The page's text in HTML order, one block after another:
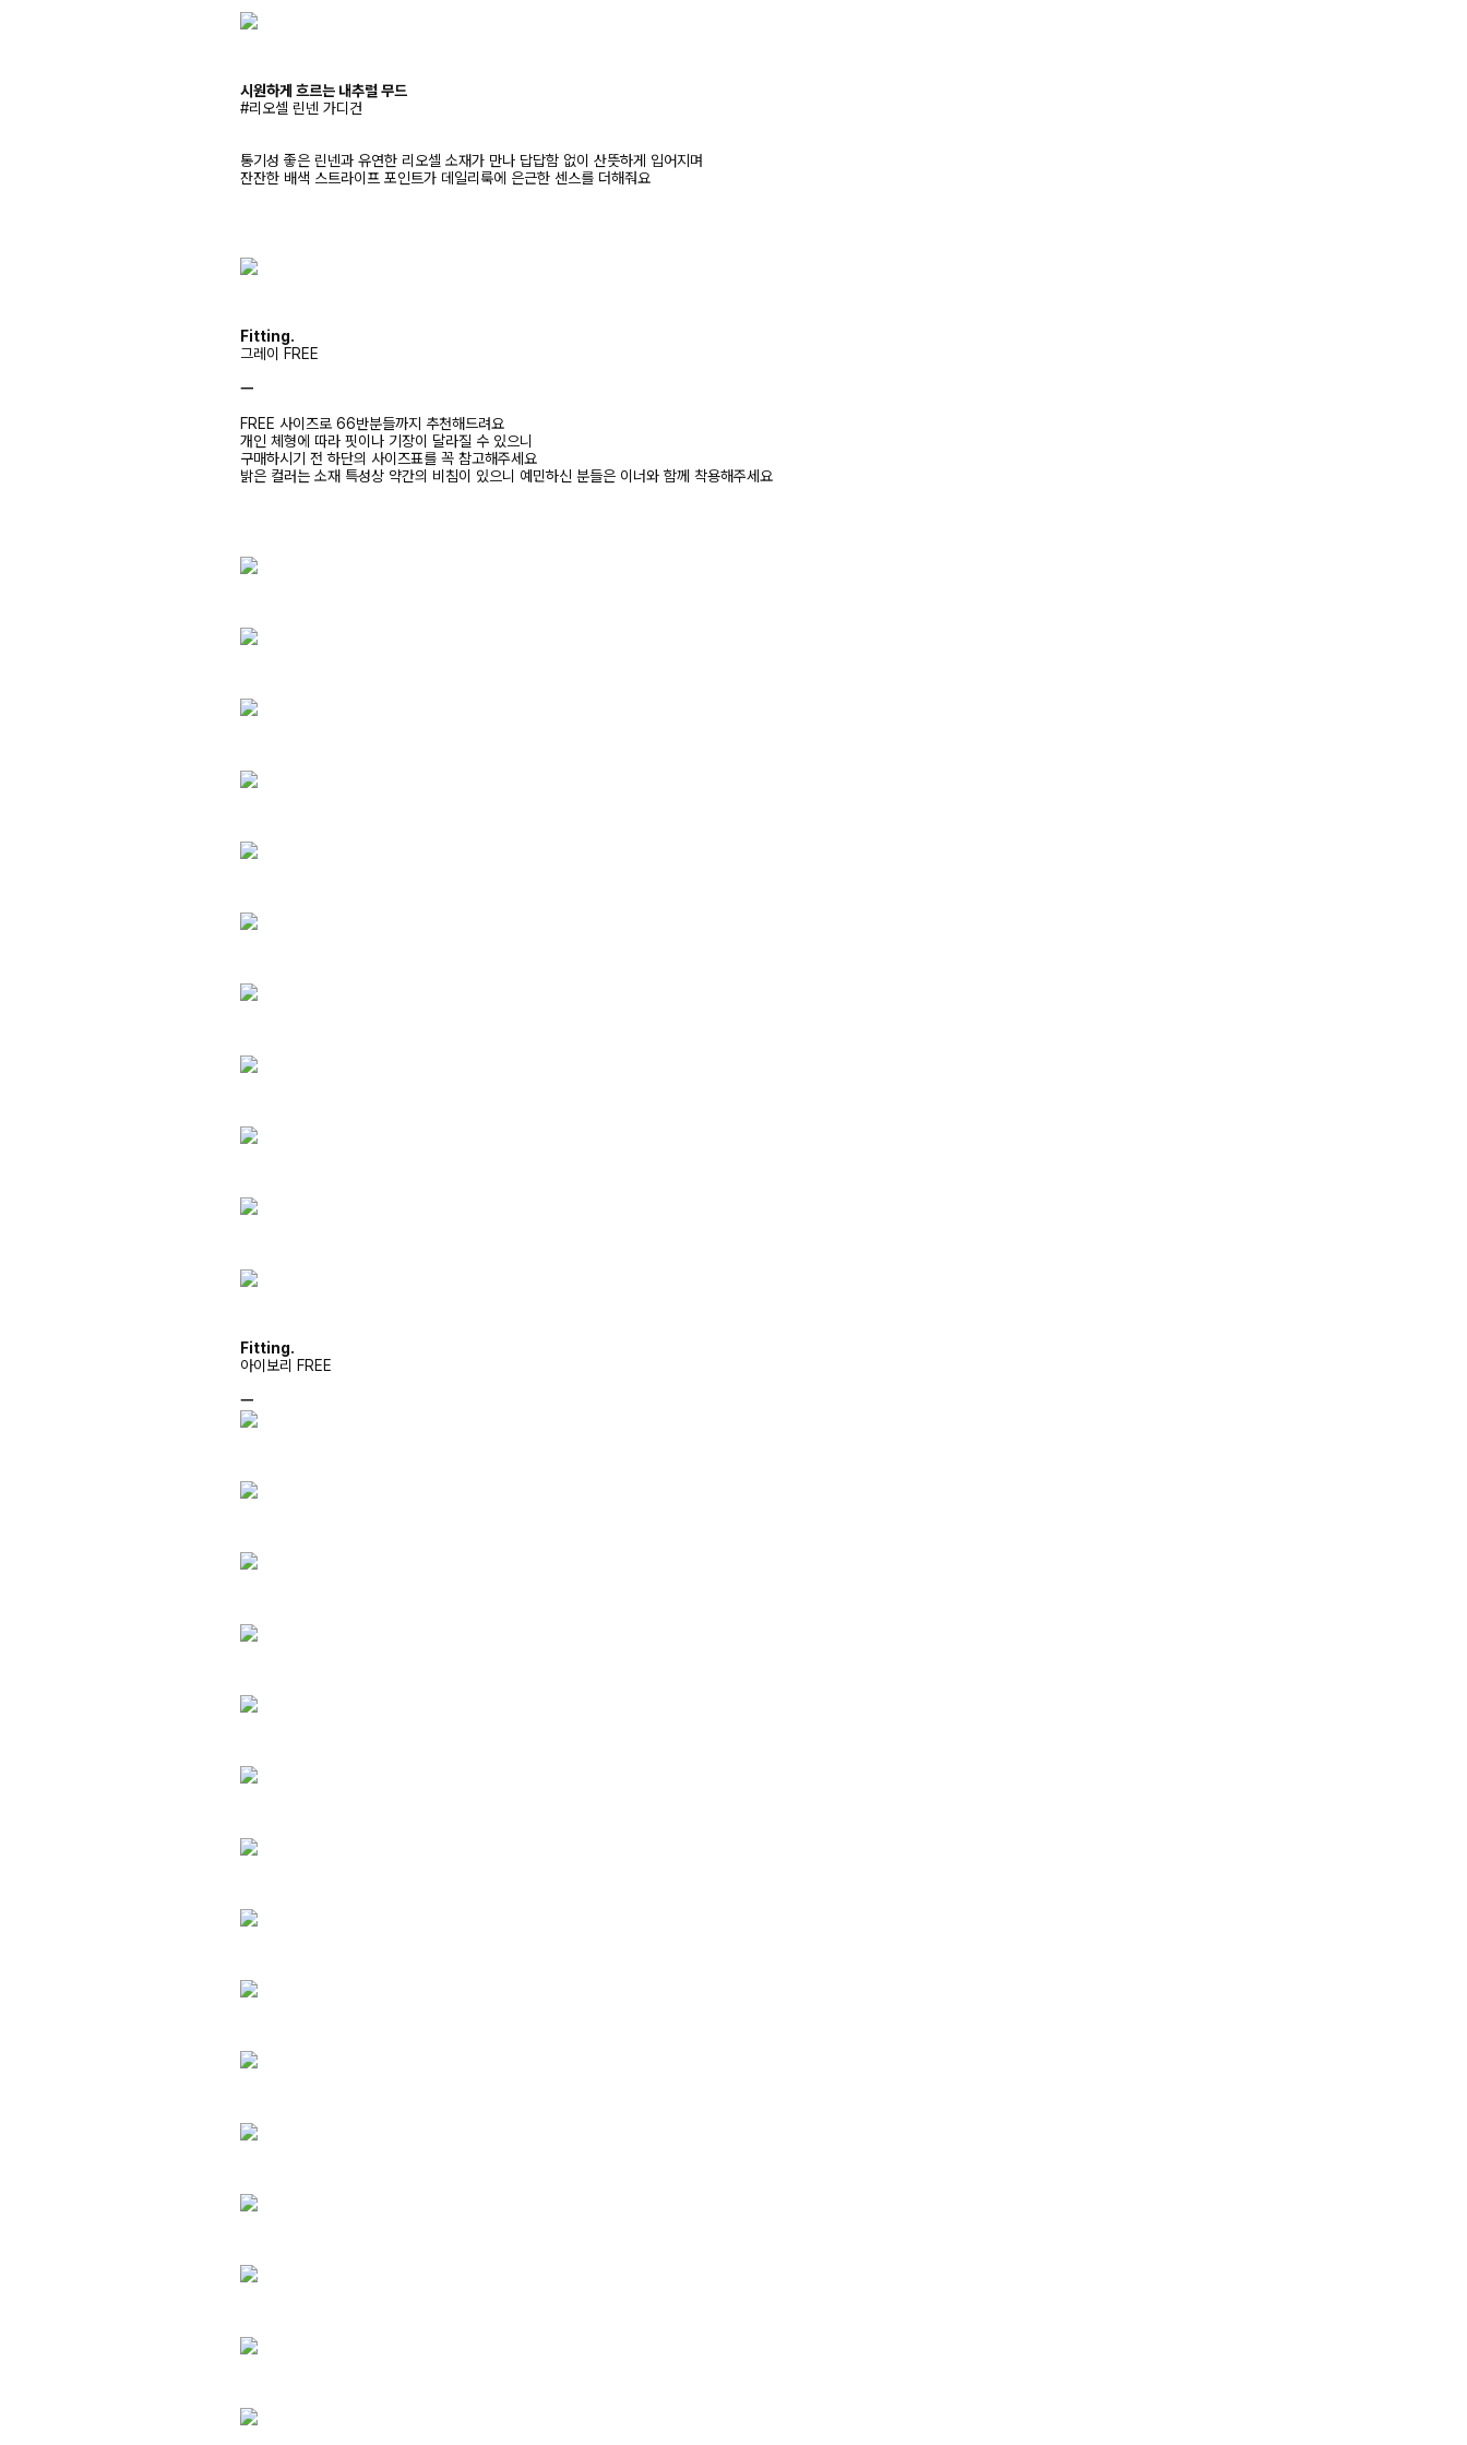
시원하게 흐르는 내추럴 무드
#리오셀 린넨 가디건
통기성 좋은 린넨과 유연한 리오셀 소재가 만나 답답함 없이 산뜻하게 입어지며
잔잔한 배색 스트라이프 포인트가 데일리룩에 은근한 센스를 더해줘요
Fitting.
그레이 FREE
ㅡ
FREE 사이즈로 66반분들까지 추천해드려요
개인 체형에 따라 핏이나 기장이 달라질 수 있으니
구매하시기 전 하단의 사이즈표를 꼭 참고해주세요
밝은 컬러는 소재 특성상 약간의 비침이 있으니 예민하신 분들은 이너와 함께 착용해주세요
Fitting.
아이보리 FREE
ㅡ